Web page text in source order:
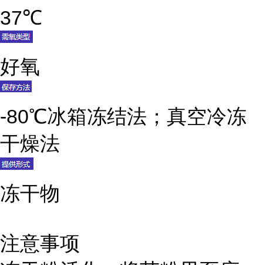
37℃
好氧
-80℃冰箱冻结法；真空冷冻
干燥法
冻干物
注意事项